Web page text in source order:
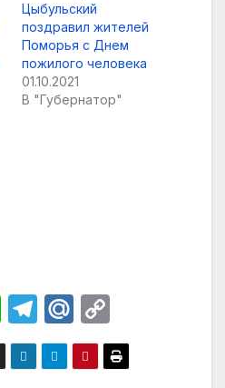
Цыбульский
поздравил жителей
Поморья с Днем
пожилого человека
01.10.2021
В "Губернатор"
W
h
at
T
el
e
M
ail
.R
o
p